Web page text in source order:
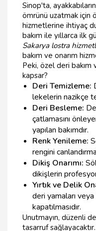
Sinop'ta,
ömrünü uzatmak için
hizmetlerine ihtiyaç
bakım ile yıllarca ilk
Sakarya lostra
bakım ve onarım
Peki, özel deri
kapsar?
Deri Temizleme:
lekelerin nazikçe
Deri Besleme:
çatlamasını
yapılan bakımdır.
Renk Yenileme:
rengini
Dikiş Onarımı:
dikişlerin
Yırtık ve Delik
deri yamaları
kapatılmasıdır.
Unutmayın, düzenli
tasarruf sağlayacaktır.